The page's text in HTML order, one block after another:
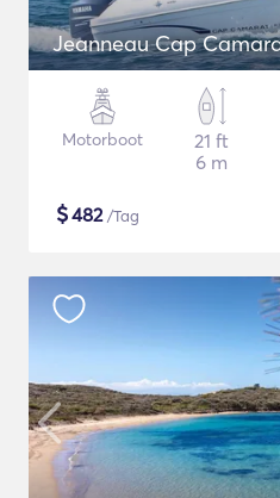
Jeanneau Cap
Motorboot
21 ft
6 m
$482/Tag